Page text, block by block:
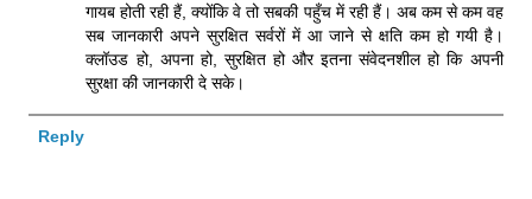
गायब होती रही हैं, क्योंकि वे तो सबकी पहुँच में रही हैं। अब कम से कम वह
सब जानकारी अपने सुरक्षित सर्वरों में आ जाने से क्षति कम हो गयी है।
क्लॉउड हो, अपना हो, सुरक्षित हो और इतना संवेदनशील हो कि अपनी
सुरक्षा की जानकारी दे सके।
Reply